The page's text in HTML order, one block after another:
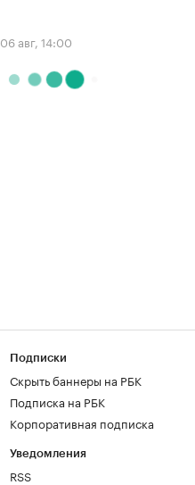
06 авг, 14:00
Подписки
Скрыть баннеры на РБК
Подписка на РБК
Корпоративная подписка
Уведомления
RSS